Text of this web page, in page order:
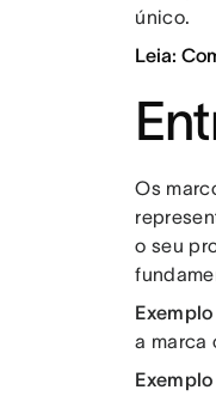
único.
Leia:
Os
o seu
a marca